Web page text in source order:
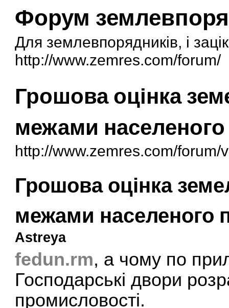
Форум
Для землевпорядників, і
http://www.zemres.com/forum/
Грошова оцінка
межами населеного
http://www.zemres.com/
Грошова оцінка
межами населеного
Astreya
fedun.rm, а чому по
Господарські двори
промисловості.